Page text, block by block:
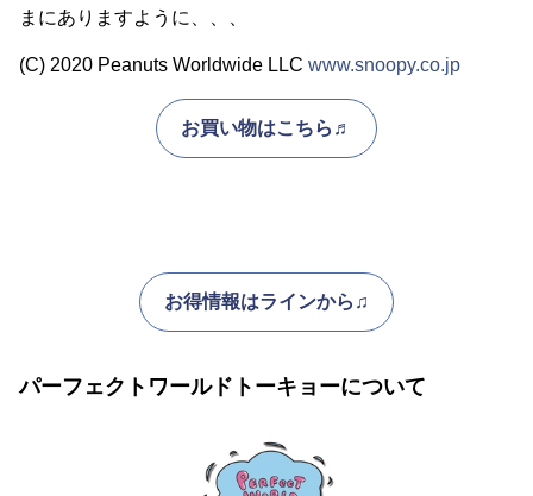
まにありますように、、、
(C) 2020 Peanuts Worldwide LLC www.snoopy.co.jp
お買い物はこちら♬
お得情報はラインから♫
パーフェクトワールドトーキョーについて